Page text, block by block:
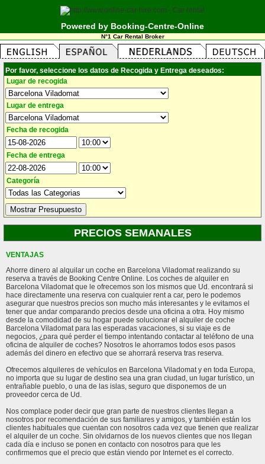
Powered by Booking-Centre-Online
N°1 Car Rental Broker
Por favor, seleccione los datos de Recogida y Entrega deseados:
Lugar de recogida
Lugar de entrega
Fecha de recogida
Fecha de entrega
Categoría
PRECIOS SEMANALES
VENTAJAS
Ahorre dinero al alquilar un coche en Barcelona Viladomat realizando su
reserva a través de Booking Centre Online. Los coches de alquiler en
Barcelona Viladomat que le ofrecemos son los mismos que Ud. encontrará si
hace directamente una reserva con cualquier rent a car, pero le podemos
asegurar que nuestros precios son mucho más interesantes y le evitamos el
tener que andar comparando precios desde una oficina a otra. Hoy mismo
desde la comodidad de su hogar puede solucionar el alquiler de coche
Barcelona Viladomat para las esperadas vacaciones, si su viaje es de
negocios, ¿para qué perder el tiempo intentando contactar al teléfono de una
oficina de alquiler de coches? Nosotros le ahorramos todos esos pasos
además del dinero en efectivo que se ahorrará reserva tras reserva.
Ofrecemos alquileres de vehículos en Barcelona Viladomat y en toda Europa,
no importa que su lugar de destino sea una gran ciudad, un lugar turístico, un
entrañable pueblo, o una de las islas, seguro que disponemos de un
proveedor cerca de Ud.
Nos complace poder decir que gran parte de nuestros clientes llegan a
nosotros por recomendación de sus familiares y amigos, y también están los
clientes habituales que cuentan con nosotros cada vez que tienen que realizar
el alquiler de un coche. Sin olvidarnos de los nuevos clientes que nos llegan
cada día e incluso se ponen en contacto con nosotros para que les
confirmemos que el precio que están viendo por Internet es el correcto.